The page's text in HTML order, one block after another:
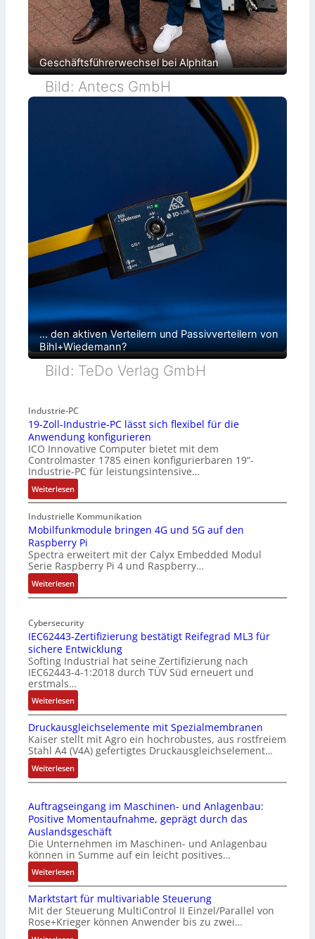
Geschäftsführerwechsel bei Alphitan
Bild: Antecs GmbH
… den aktiven Verteilern und Passivverteilern von
Bihl+Wiedemann?
Bild: TeDo Verlag GmbH
Industrie-PC
19-Zoll-Industrie-PC lässt sich flexibel für die
Anwendung konfigurieren
ICO Innovative Computer bietet mit dem
Controlmaster 1785 einen konfigurierbaren 19“-
Industrie-PC für leistungsintensive…
Weiterlesen:
1
9
-
Z
o
l
l
-
n
d
u
s
t
r
i
e
-
P
C
l
ä
s
t
s
i
c
h
f
l
e
x
Industrielle Kommunikation
Mobilfunkmodule bringen 4G und 5G auf den
Raspberry Pi
Spectra erweitert mit der Calyx Embedded Modul
Serie Raspberry Pi 4 und Raspberry…
Weiterlesen:
M
b
i
l
f
u
n
k
m
o
d
u
l
e
r
i
n
g
e
n
G
u
n
Cybersecurity
IEC62443-Zertifizierung bestätigt Reifegrad ML3 für
sichere Entwicklung
Softing Industrial hat seine Zertifizierung nach
IEC62443-4-1:2018 durch TÜV Süd erneuert und
erstmals…
Weiterlesen:
I
E
6
2
4
3
-
Z
e
r
t
i
f
i
z
Druckausgleichselemente mit Spezialmembranen
Kaiser stellt mit Agro ein hochrobustes, aus rostfreiem
Stahl A4 (V4A) gefertigtes Druckausgleichselement…
Weiterlesen:
D
u
c
k
a
u
s
g
l
e
i
Auftragseingang im Maschinen- und Anlagenbau:
Positive Momentaufnahme, geprägt durch das
Auslandsgeschäft
Die Unternehmen im Maschinen- und Anlagenbau
können in Summe auf ein leicht positives…
Weiterlesen:
A
u
f
t
Marktstart für multivariable Steuerung
Mit der Steuerung MultiControl II Einzel/Parallel von
Rose+Krieger können Anwender bis zu zwei…